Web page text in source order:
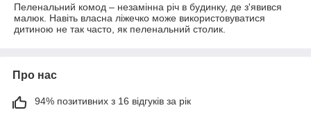
Пеленальний комод – незамінна річ в будинку, де з'явився
малюк. Навіть власна ліжечко може використовуватися
дитиною не так часто, як пеленальний столик.
Про нас
94% позитивних з 16 відгуків за рік